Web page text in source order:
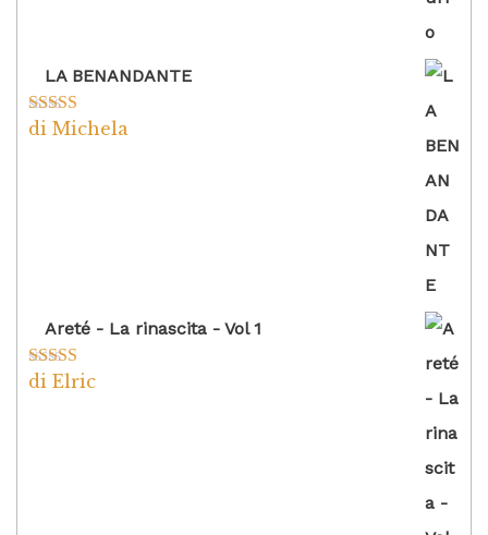
LA BENANDANTE
Valutato5su
di Michela
Areté - La rinascita - Vol 1
Valutato5
di Elric